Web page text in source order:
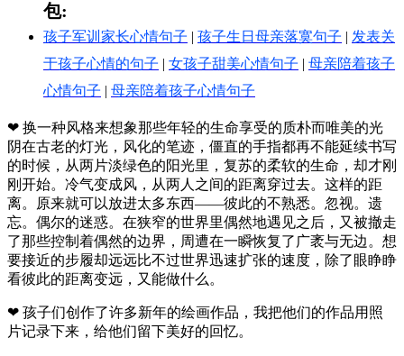
包:
孩子军训家长心情句子 | 孩子生日母亲落寞句子 | 发表关
于孩子心情的句子 | 女孩子甜美心情句子 | 母亲陪着孩子
心情句子 | 母亲陪着孩子心情句子
❤ 换一种风格来想象那些年轻的生命享受的质朴而唯美的光
阴在古老的灯光，风化的笔迹，僵直的手指都再不能延续书写
的时候，从两片淡绿色的阳光里，复苏的柔软的生命，却才刚
刚开始。冷气变成风，从两人之间的距离穿过去。这样的距
离。原来就可以放进太多东西——彼此的不熟悉。忽视。遗
忘。偶尔的迷惑。在狭窄的世界里偶然地遇见之后，又被撤走
了那些控制着偶然的边界，周遭在一瞬恢复了广袤与无边。想
要接近的步履却远远比不过世界迅速扩张的速度，除了眼睁睁
看彼此的距离变远，又能做什么。
❤ 孩子们创作了许多新年的绘画作品，我把他们的作品用照
片记录下来，给他们留下美好的回忆。